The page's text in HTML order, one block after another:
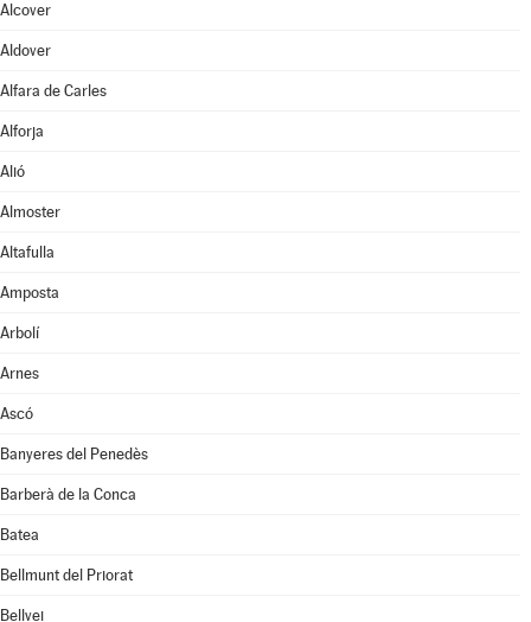
Alcover
Aldover
Alfara de Carles
Alforja
Alió
Almoster
Altafulla
Amposta
Arbolí
Arnes
Ascó
Banyeres del Penedès
Barberà de la Conca
Batea
Bellmunt del Priorat
Bellvei